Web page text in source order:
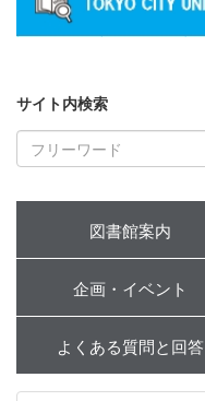
サイト内検索
図書館案内
企画・イベント
よくある質問と回答